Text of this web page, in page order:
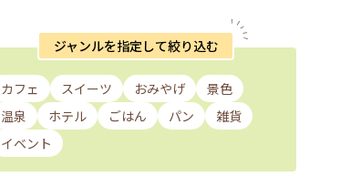
ジャンルを指定して絞り込む
カフェ スイーツ おみやげ
景色
温泉
ホテル ごはん パン
雑貨
イベント